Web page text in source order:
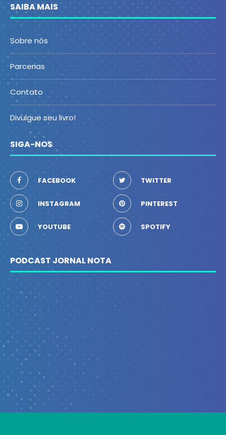
SAIBA MAIS
Sobre nós
Parcerias
Contato
Divulgue seu livro!
SIGA-NOS
FACEBOOK TWITTER
INSTAGRAM PINTEREST
YOUTUBE SPOTIFY
PODCAST JORNAL NOTA